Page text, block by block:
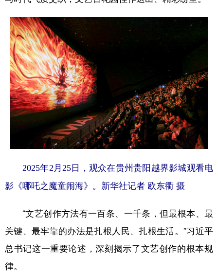
2025年2月25日，观众在贵州贵阳越界影城观看电
影《哪吒之魔童闹海》。新华社记者 欧东衢 摄
“文艺创作方法有一百条、一千条，但最根本、最
关键、最牢靠的办法是扎根人民、扎根生活。”习近平
总书记这一重要论述，深刻揭示了文艺创作的根本规
律。